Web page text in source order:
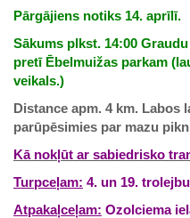
Pārgājiens notiks 14. aprīlī.
Sākums plkst. 14:00
pretī Ēbelmuižas parkam
veikals.)
Distance apm. 4 km. Labos
parūpēsimies par mazu
Kā nokļūt ar sabiedrisko
Turpceļam: 4. un 19.
Atpakaļceļam: Ozolciema